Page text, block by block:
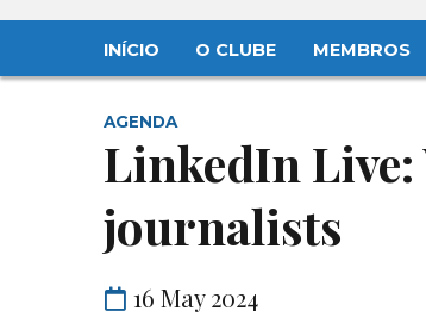
INÍCIO O CLUBE MEMBROS
AGENDA
LinkedIn Live:
journalists
16 May 2024